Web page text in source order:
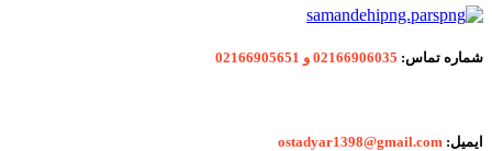
شماره تماس: 02166906035 و 02166905651
ایمیل: ostadyar1398@gmail.com